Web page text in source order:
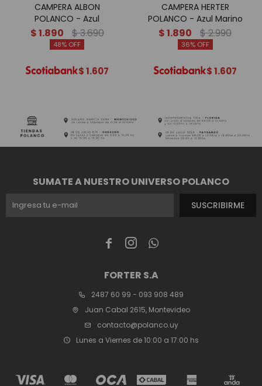
CAMPERA ALBON
POLANCO - Azul
$1.890 $3.690
48
$1.607
CAMPERA HERTER
POLANCO - Azul Marino
$1.890 $2.990
36
$1.607
  
FORTER S.A
2487 60 99 - 093 908 489
Juan Cabal 2615, Montevideo
contacto@polanco.uy
Lunes a Viernes de 10:00 a 17:00 hs
SUMATE A NUESTRO UNIVERSO POLANCO
SUSCRIBIRME